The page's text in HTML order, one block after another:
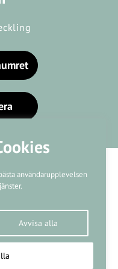
användarupplevelsen
Avvisa alla